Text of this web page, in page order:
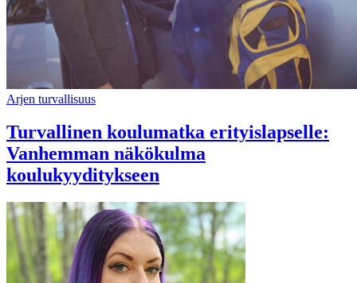
Arjen turvallisuus
Turvallinen koulumatka erityislapselle:
Vanhemman näkökulma
koulukyyditykseen